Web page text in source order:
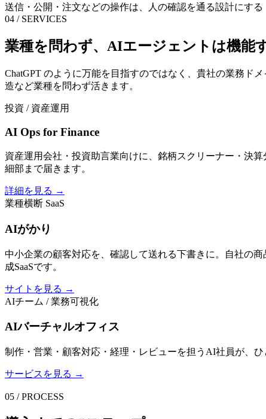
送信・公開・注文などの操作は、人の確認を通る設計にする
04 / SERVICES
業種を問わず、 AIエージェント は機能
ChatGPT のように万能を目指すのではなく、貴社の業務ド
造など業種を問わず活きます。
投資 / 資産運用
AI Ops for Finance
資産運用会社・投資助言業向けに、銘柄スクリーナー・決
細部まで届きます。
詳細を見る →
業種横断 SaaS
AIがかり
中小企業の顧客対応を、確認して送れる下書きに。自社の
成SaaSです。
サイトを見る →
AIチーム / 業務可視化
AIバーチャルオフィス
制作・営業・顧客対応・経理・レビューを担うAI社員が、
サービスを見る →
05 / PROCESS